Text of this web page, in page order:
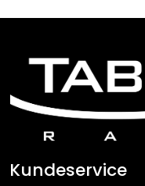
Kundeservice